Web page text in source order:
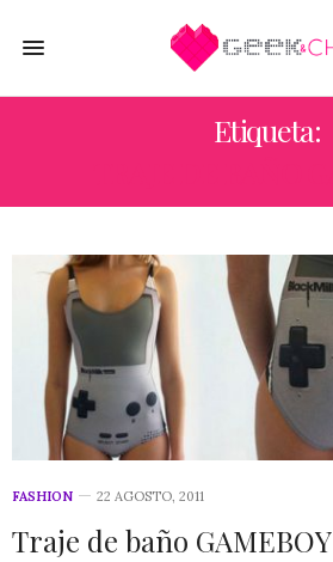
Etiqueta:
FASHION 22 AGOSTO, 2011
Traje de baño GAMEBOY